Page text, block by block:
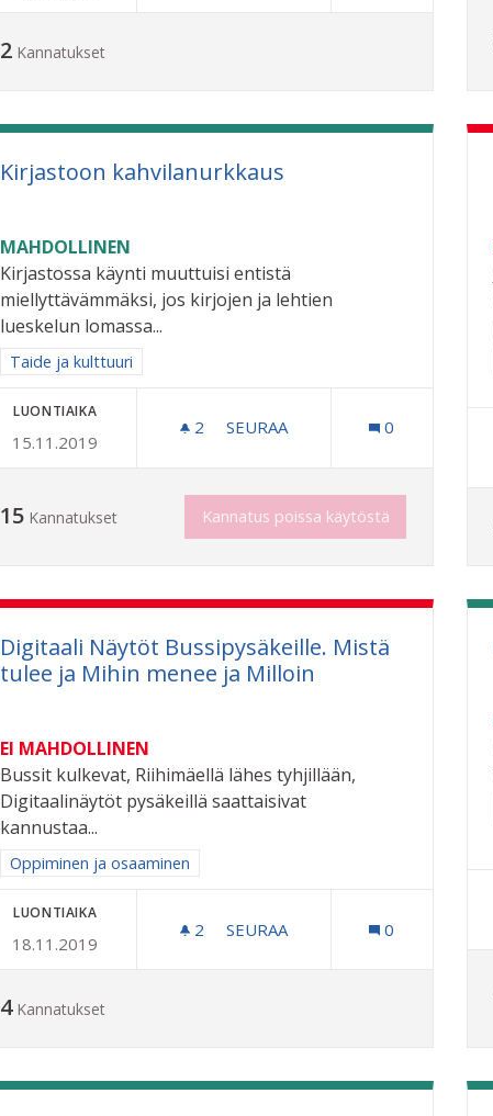
2 Kannatukset
Kirjastoon kahvilanurkkaus
MAHDOLLINEN
Kirjastossa käynti muuttuisi entistä
miellyttävämmäksi, jos kirjojen ja lehtien
lueskelun lomassa...
Rajaa tulokset aihepiirin mukaan: Taide ja kulttuuri
Taide ja kulttuuri
LUONTIAIKA
15.11.2019
2 2 SEURAAJAA
SEURAA 0
15 Kannatukset Kannatus poissa käytöstä
Digitaali Näytöt Bussipysäkeille. Mistä
tulee ja Mihin menee ja Milloin
EI MAHDOLLINEN
Bussit kulkevat, Riihimäellä lähes tyhjillään,
Digitaalinäytöt pysäkeillä saattaisivat
kannustaa...
Rajaa tulokset aihepiirin mukaan: Oppiminen ja osaaminen
Oppiminen ja osaaminen
LUONTIAIKA
18.11.2019
2 2 SEURAAJAA
SEURAA 0
4 Kannatukset